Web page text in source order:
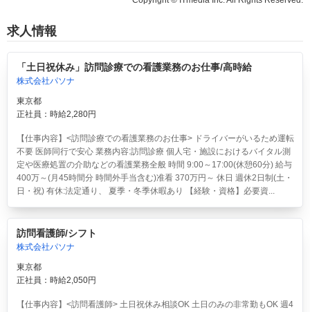
求人情報
「土日祝休み」訪問診療での看護業務のお仕事/高時給
株式会社パソナ
東京都
正社員：時給2,280円
【仕事内容】<訪問診療での看護業務のお仕事> ドライバーがいるため運転
不要 医師同行で安心 業務内容:訪問診療 個人宅・施設におけるバイタル測
定や医療処置の介助などの看護業務全般 時間 9:00～17:00(休憩60分) 給与
400万～(月45時間分 時間外手当含む)准看 370万円～ 休日 週休2日制(土・
日・祝) 有休:法定通り、 夏季・冬季休暇あり 【経験・資格】必要資...
訪問看護師/シフト
株式会社パソナ
東京都
正社員：時給2,050円
【仕事内容】<訪問看護師> 土日祝休み相談OK 土日のみの非常勤もOK 週4